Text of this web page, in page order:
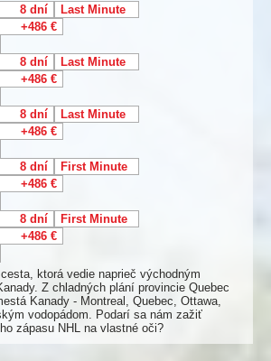
8 dní
Last Minute
+486 €
8 dní
Last Minute
+486 €
8 dní
Last Minute
+486 €
8 dní
First Minute
+486 €
8 dní
First Minute
+486 €
ktorá vedie naprieč východným
Z chladných plání provincie Quebec
Kanady - Montreal, Quebec, Ottawa,
vodopádom. Podarí sa nám zažiť
zápasu NHL na vlastné oči?